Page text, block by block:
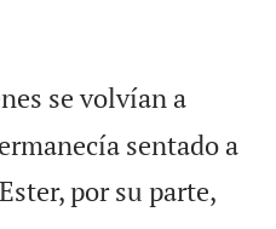
se volvían a
sentado a
Ester, por su parte,